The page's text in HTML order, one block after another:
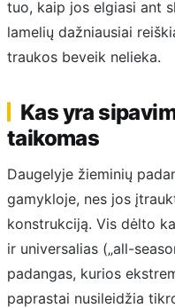
tuo, kaip jos elgiasi ant
lamelių dažniausiai
traukos beveik nelieka.
Kas yra
taikomas
Daugelyje žieminių
gamykloje, nes jos
konstrukciją. Vis dėlto
ir universalias („all-
padangas, kurios
paprastai nusileidžia